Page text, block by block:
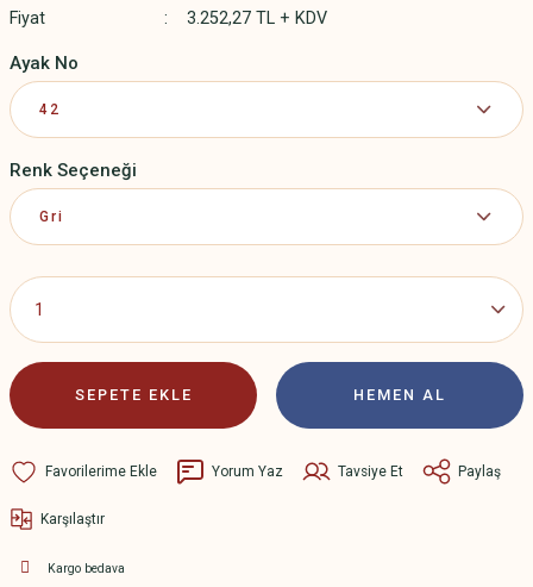
Fiyat
3.252,27 TL + KDV
Ayak No
Renk Seçeneği
SEPETE EKLE HEMEN AL
Yorum Yaz Tavsiye Et Paylaş
Karşılaştır
Kargo bedava